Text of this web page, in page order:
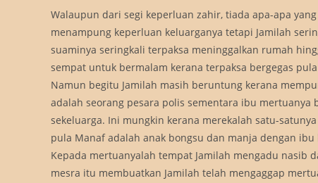
Walaupun dari segi keperluan zahir, tiada apa-apa
menampung keperluan keluarganya tetapi Jamilah
suaminya seringkali terpaksa meninggalkan rumah
sempat untuk bermalam kerana terpaksa bergegas
Namun begitu Jamilah masih beruntung kerana
adalah seorang pesara polis sementara ibu
sekeluarga. Ini mungkin kerana merekalah satu-
pula Manaf adalah anak bongsu dan manja dengan ibu
Kepada mertuanyalah tempat Jamilah mengadu nasib
mesra itu membuatkan Jamilah telah mengaggap